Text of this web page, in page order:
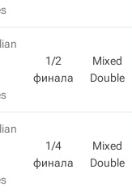
1/2
финала
Mixed
Double
1/4
финала
Mixed
Double